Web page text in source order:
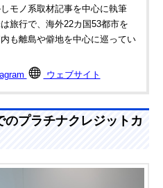
モノ系取材記事を中心に執筆
旅行で、海外22カ国53都市を
も離島や僻地を中心に巡ってい
ウェブサイト
のプラチナクレジットカ